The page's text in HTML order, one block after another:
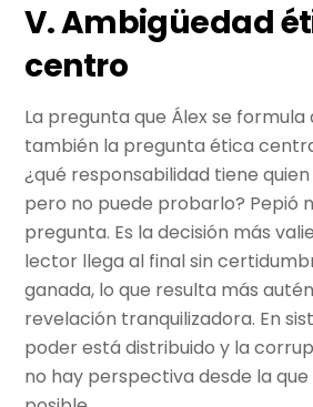
V. Ambigüedad
centro
La pregunta que Álex se formula
también la pregunta ética
¿qué responsabilidad tiene
pero no puede probarlo? Pepió
pregunta. Es la decisión más
lector llega al final sin
ganada, lo que resulta más
revelación tranquilizadora. En
poder está distribuido y la
no hay perspectiva desde la